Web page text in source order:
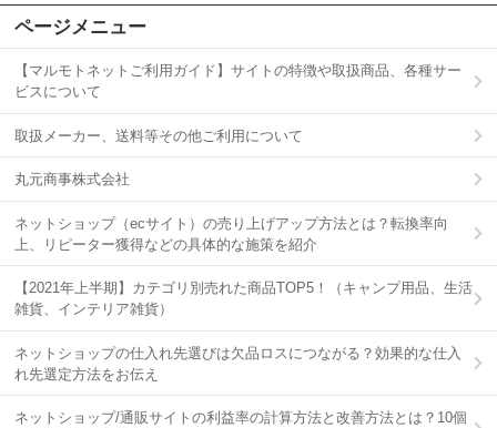
ページメニュー
【マルモトネットご利用ガイド】サイトの特徴や取扱商品、各種サー
ビスについて
取扱メーカー、送料等その他ご利用について
丸元商事株式会社
ネットショップ（ecサイト）の売り上げアップ方法とは？転換率向
上、リピーター獲得などの具体的な施策を紹介
【2021年上半期】カテゴリ別売れた商品TOP5！（キャンプ用品、生活
雑貨、インテリア雑貨）
ネットショップの仕入れ先選びは欠品ロスにつながる？効果的な仕入
れ先選定方法をお伝え
ネットショップ/通販サイトの利益率の計算方法と改善方法とは？10個